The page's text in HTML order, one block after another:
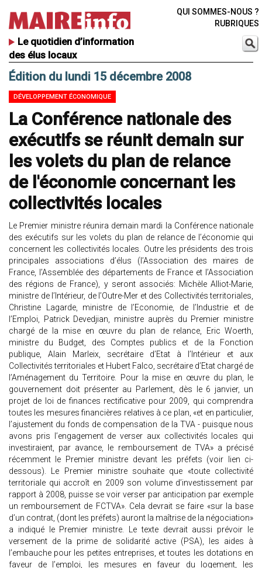
Le quotidien d’information
des élus locaux
QUI SOMMES-NOUS ?
RUBRIQUES
Édition du lundi 15 décembre 2008
DÉVELOPPEMENT ÉCONOMIQUE
La Conférence nationale des
exécutifs se réunit demain sur
les volets du plan de relance
de l'économie concernant les
collectivités locales
Le Premier ministre réunira demain mardi la Conférence nationale
des exécutifs sur les volets du plan de relance de l’économie qui
concernent les collectivités locales. Outre les présidents des trois
principales associations d’élus (l’Association des maires de
France, l’Assemblée des départements de France et l’Association
des régions de France), y seront associés: Michèle Alliot-Marie,
ministre de l’Intérieur, de l’Outre-Mer et des Collectivités territoriales,
Christine Lagarde, ministre de l’Economie, de l’Industrie et de
l’Emploi, Patrick Devedjian, ministre auprès du Premier ministre
chargé de la mise en œuvre du plan de relance, Eric Woerth,
ministre du Budget, des Comptes publics et de la Fonction
publique, Alain Marleix, secrétaire d’Etat à l’Intérieur et aux
Collectivités territoriales et Hubert Falco, secrétaire d’Etat chargé de
l’Aménagement du Territoire. Pour la mise en œuvre du plan, le
gouvernement doit présenter au Parlement, dès le 6 janvier, un
projet de loi de finances rectificative pour 2009, qui comprendra
toutes les mesures financières relatives à ce plan, «et en particulier,
l’ajustement du fonds de compensation de la TVA - puisque nous
avons pris l’engagement de verser aux collectivités locales qui
investiraient, par avance, le remboursement de TVA» a précisé
récemment le Premier ministre devant les préfets (voir lien ci-
dessous). Le Premier ministre souhaite que «toute collectivité
territoriale qui accroît en 2009 son volume d’investissement par
rapport à 2008, puisse se voir verser par anticipation par exemple
un remboursement de FCTVA». Cela devrait se faire «sur la base
d’un contrat, (dont les préfets) auront la maîtrise de la négociation»
a indiqué le Premier ministre. Le texte devrait aussi prévoir le
versement de la prime de solidarité active (PSA), les aides à
l’embauche pour les petites entreprises, et toutes les dotations en
faveur de l’emploi, les mesures en faveur du logement, les